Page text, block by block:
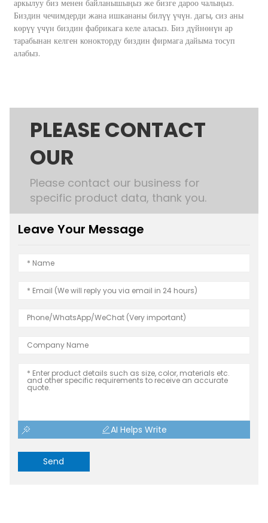
аркылуу биз менен байланышыңыз же бизге дароо чалыңыз.
Биздин чечимдерди жана ишкананы билүү үчүн. дагы, сиз аны
көрүү үчүн биздин фабрикага келе аласыз. Биз дүйнөнүн ар
тарабынан келген конокторду биздин фирмага дайыма тосуп
алабыз.
PLEASE CONTACT
OUR
Please contact our business for
specific product data, thank you.
Leave Your Message
AI Helps Write
Send